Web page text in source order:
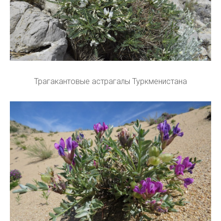
Трагакантовые астрагалы Туркменистана